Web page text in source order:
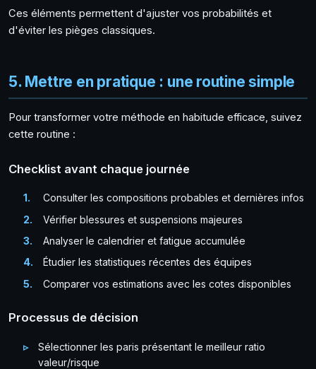
Ces éléments permettent d'ajuster vos probabilités et
d'éviter les pièges classiques.
5. Mettre en pratique : une routine simple
Pour transformer votre méthode en habitude efficace, suivez
cette routine :
Checklist avant chaque journée
Consulter les compositions probables et dernières infos
Vérifier blessures et suspensions majeures
Analyser le calendrier et fatigue accumulée
Étudier les statistiques récentes des équipes
Comparer vos estimations avec les cotes disponibles
Processus de décision
Sélectionner les paris présentant le meilleur ratio
valeur/risque